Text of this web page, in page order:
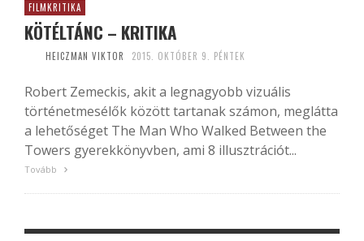
FILMKRITIKA
KÖTÉLTÁNC – KRITIKA
HEICZMAN VIKTOR 2015. OKTÓBER 9. PÉNTEK
Robert Zemeckis, akit a legnagyobb vizuális
történetmesélők között tartanak számon, meglátta
a lehetőséget The Man Who Walked Between the
Towers gyerekkönyvben, ami 8 illusztrációt...
Tovább